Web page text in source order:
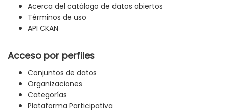
Acerca del catálogo de datos abiertos
Términos de uso
API CKAN
Acceso por perfiles
Conjuntos de datos
Organizaciones
Categorías
Plataforma Participativa